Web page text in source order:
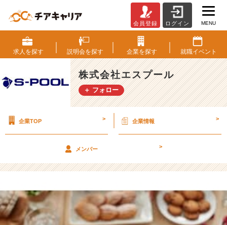
イ
ン
ス
タ
は
じ
て
ス
ル
内
定
会員登録 ログイン MENU
求人を探す 説明会を探す 企業を探す 就職イベント
株式会社エスプール
＋ フォロー
企業TOP > 企業情報 >
メンバー >